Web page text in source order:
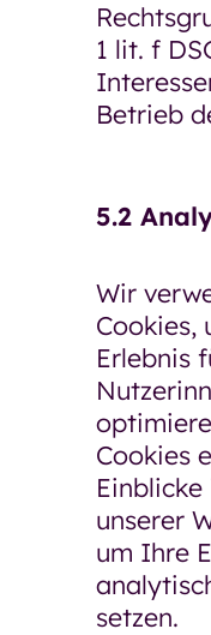
1 lit. f
Betrieb
5.2
Wir
Cookies,
Erlebnis
Cookies
unserer
um Ihre
setzen.